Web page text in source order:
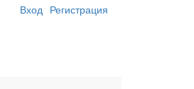
Вход Регистрация